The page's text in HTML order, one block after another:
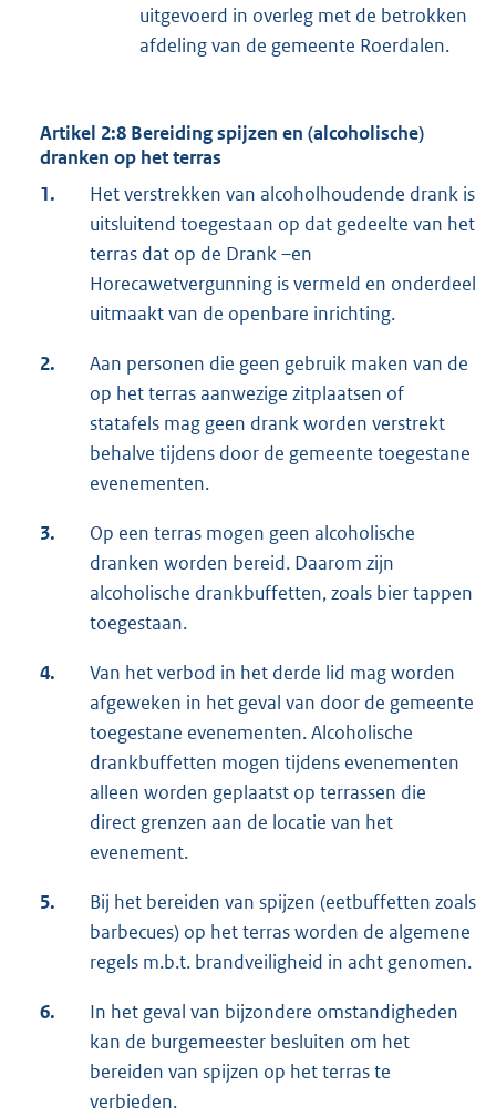
uitgevoerd in overleg met de betrokken
afdeling van de gemeente Roerdalen.
Artikel 2:8 Bereiding spijzen en (alcoholische)
dranken op het terras
1.
Het verstrekken van alcoholhoudende drank is
uitsluitend toegestaan op dat gedeelte van het
terras dat op de Drank –en
Horecawetvergunning is vermeld en onderdeel
uitmaakt van de openbare inrichting.
2.
Aan personen die geen gebruik maken van de
op het terras aanwezige zitplaatsen of
statafels mag geen drank worden verstrekt
behalve tijdens door de gemeente toegestane
evenementen.
3.
Op een terras mogen geen alcoholische
dranken worden bereid. Daarom zijn
alcoholische drankbuffetten, zoals bier tappen
toegestaan.
4.
Van het verbod in het derde lid mag worden
afgeweken in het geval van door de gemeente
toegestane evenementen. Alcoholische
drankbuffetten mogen tijdens evenementen
alleen worden geplaatst op terrassen die
direct grenzen aan de locatie van het
evenement.
5.
Bij het bereiden van spijzen (eetbuffetten zoals
barbecues) op het terras worden de algemene
regels m.b.t. brandveiligheid in acht genomen.
6.
In het geval van bijzondere omstandigheden
kan de burgemeester besluiten om het
bereiden van spijzen op het terras te
verbieden.